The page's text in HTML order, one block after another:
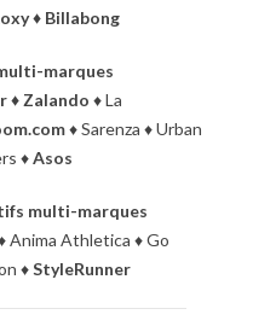
♦ Billabong
marques
♦ Zalando ♦ La
♦ Sarenza ♦ Urban
♦Asos
multi-marques
Anima Athletica ♦ Go
♦StyleRunner